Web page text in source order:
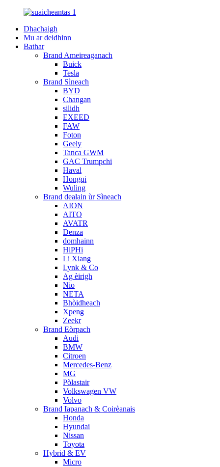
Dhachaigh
Mu ar deidhinn
Bathar
Brand Ameireaganach
Buick
Tesla
Brand Sìneach
BYD
Changan
silidh
EXEED
FAW
Foton
Geely
Tanca GWM
GAC Trumpchi
Haval
Hongqi
Wuling
Brand dealain ùr Sìneach
AION
AITO
AVATR
Denza
domhainn
HiPHi
Li Xiang
Lynk & Co
Ag èirigh
Nio
NETA
Bhòidheach
Xpeng
Zeekr
Brand Eòrpach
Audi
BMW
Citroen
Mercedes-Benz
MG
Pòlastair
Volkswagen VW
Volvo
Brand Iapanach & Coirèanais
Honda
Hyundai
Nissan
Toyota
Hybrid & EV
Micro